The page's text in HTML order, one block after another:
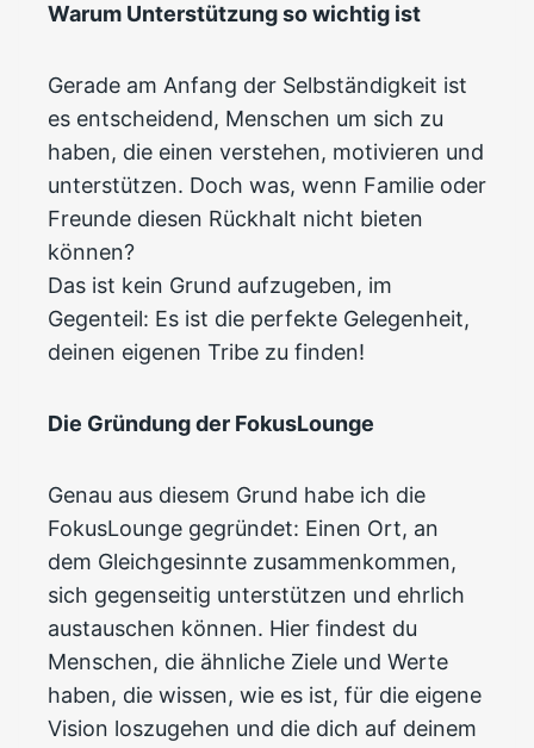
Warum Unterstützung so wichtig ist
Gerade am Anfang der Selbständigkeit ist
es entscheidend, Menschen um sich zu
haben, die einen verstehen, motivieren und
unterstützen. Doch was, wenn Familie oder
Freunde diesen Rückhalt nicht bieten
können?
Das ist kein Grund aufzugeben, im
Gegenteil: Es ist die perfekte Gelegenheit,
deinen eigenen Tribe zu finden!
Die Gründung der FokusLounge
Genau aus diesem Grund habe ich die
FokusLounge gegründet: Einen Ort, an
dem Gleichgesinnte zusammenkommen,
sich gegenseitig unterstützen und ehrlich
austauschen können. Hier findest du
Menschen, die ähnliche Ziele und Werte
haben, die wissen, wie es ist, für die eigene
Vision loszugehen und die dich auf deinem